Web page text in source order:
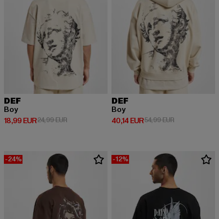
DEF
Boy
18,99 EUR
Derzeitiger Preis: 18,99 EUR
24,99 EURAktionspreis: 24,99 EUR
DEF
Boy
40,14 EUR
Derzeitiger Preis: 40,14 EUR
54,99 EURAktionspreis:
-24% -12%